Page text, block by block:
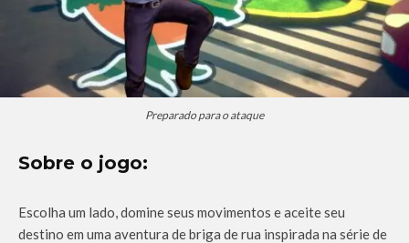
Preparado para o ataque
Sobre o jogo:
Escolha um lado, domine seus movimentos e aceite seu
destino em uma aventura de briga de rua inspirada na série de